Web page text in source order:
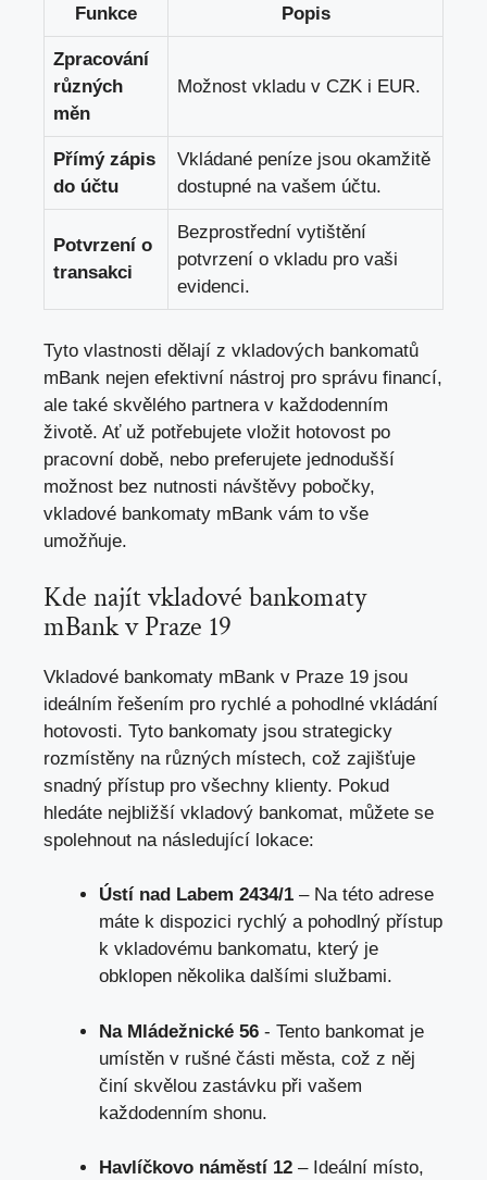
Funkce Popis
Zpracování
různých
měn
Možnost vkladu‍ v ⁣CZK i EUR.
Přímý zápis
do účtu
Vkládané ⁣peníze jsou okamžitě
dostupné na vašem účtu.
Potvrzení o
transakci
Bezprostřední vytištění
potvrzení ⁣o ‌ vkladu pro vaši
evidenci.
Tyto vlastnosti ‍dělají z vkladových bankomatů
mBank nejen efektivní nástroj pro ⁣správu financí,
ale⁢ také skvělého partnera​ v každodenním
životě.⁤ Ať už potřebujete‍ vložit hotovost po
pracovní‌ době, nebo preferujete jednodušší
možnost bez‍ nutnosti návštěvy pobočky,
vkladové bankomaty⁣ mBank vám to vše‌
umožňuje.
Kde najítvkladové bankomaty
mBankv Praze 19
Vkladové bankomaty mBank v Praze 19 jsou
ideálním řešením ​pro rychlé ‍a ​pohodlné⁣ vkládání
hotovosti.‍ Tyto bankomaty ‌jsou strategicky
rozmístěny na různých ‍místech, což ⁢zajišťuje
snadný přístup pro všechny klienty. Pokud
⁢hledáte nejbližší‍ vkladový bankomat, můžete‍ se
spolehnout‍ na následující lokace:
Ústí nad Labem 2434/1 – Na této ​adrese
máte ‌k dispozici rychlý a pohodlný přístup
k vkladovému ⁣bankomatu, který je​
obklopen‌ několika ​dalšími ⁤službami.
Na Mládežnické 56 ​- Tento bankomat je
umístěn v rušné části města, což z něj
činí skvělou zastávku ​při​ vašem ​
každodenním shonu.
Havlíčkovo náměstí 12 – Ideální místo,